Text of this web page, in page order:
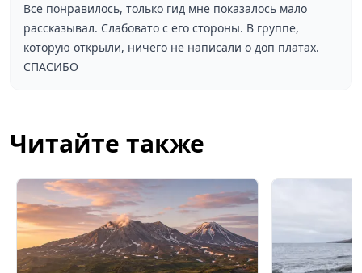
Все понравилось, только гид мне показалось мало
рассказывал. Слабовато с его стороны. В группе,
которую открыли, ничего не написали о доп платах.
СПАСИБО
Читайте также